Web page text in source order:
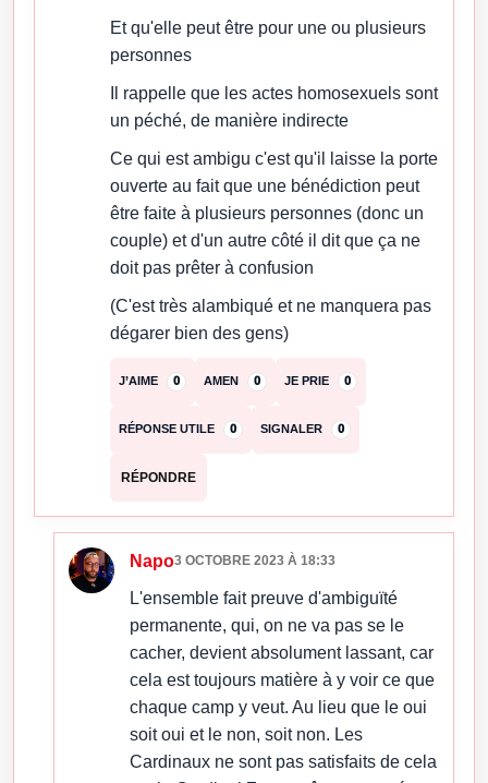
Et qu'elle peut être pour une ou plusieurs
personnes
Il rappelle que les actes homosexuels sont
un péché, de manière indirecte
Ce qui est ambigu c'est qu'il laisse la porte
ouverte au fait que une bénédiction peut
être faite à plusieurs personnes (donc un
couple) et d'un autre côté il dit que ça ne
doit pas prêter à confusion
(C'est très alambiqué et ne manquera pas
dégarer bien des gens)
J’AIME 0 AMEN 0 JE PRIE 0
RÉPONSE UTILE 0 SIGNALER 0
RÉPONDRE
Napo3 OCTOBRE 2023 À 18:33
L'ensemble fait preuve d'ambiguïté
permanente, qui, on ne va pas se le
cacher, devient absolument lassant, car
cela est toujours matière à y voir ce que
chaque camp y veut. Au lieu que le oui
soit oui et le non, soit non. Les
Cardinaux ne sont pas satisfaits de cela